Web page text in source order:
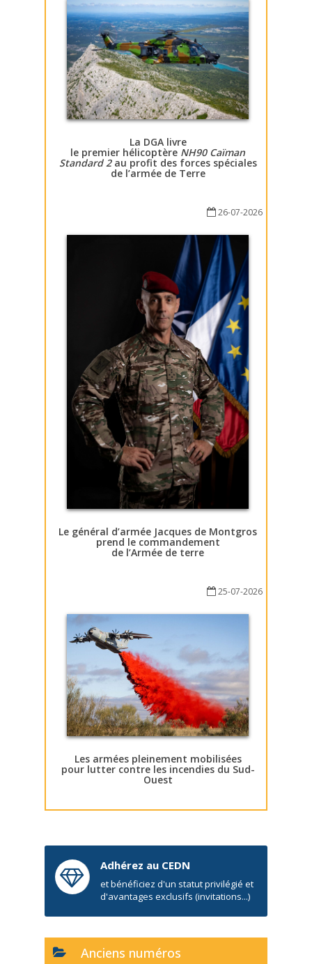
La DGA livre
le premier hélicoptère NH90 Caïman
Standard 2au profit des forces spéciales
de l’armée de Terre
26-07-2026
Le général d’armée Jacques de Montgros
prend le commandement
de l’Armée de terre
25-07-2026
Les armées pleinement mobilisées
pour lutter contre les incendies du Sud-
Ouest
Adhérez au CEDN
et bénéficiez d'un statut privilégié et
d'avantages exclusifs (invitations...)
Anciens numéros